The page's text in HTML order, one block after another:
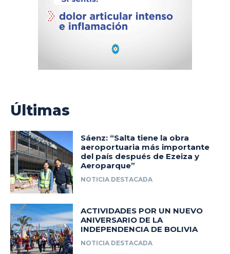
Últimas
Sáenz: “Salta tiene la obra
aeroportuaria más importante
del país después de Ezeiza y
Aeroparque”
NOTICIA DESTACADA
ACTIVIDADES POR UN NUEVO
ANIVERSARIO DE LA
INDEPENDENCIA DE BOLIVIA
NOTICIA DESTACADA